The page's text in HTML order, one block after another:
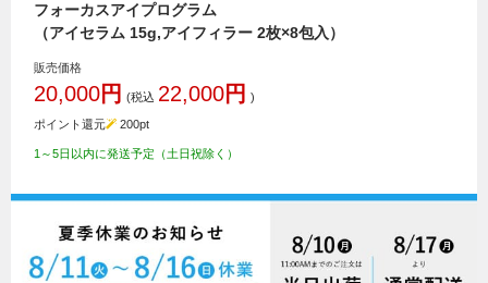
フォーカスアイプログラム
（アイセラム 15g,アイフィラー 2枚×8包入）
販売価格
20,000円 (税込 22,000円 )
ポイント還元 200pt
1～5日以内に発送予定（土日祝除く）